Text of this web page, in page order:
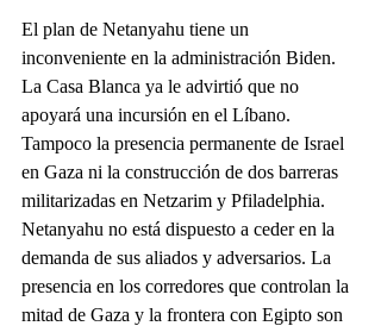
El plan de Netanyahu tiene un
inconveniente en la administración Biden.
La Casa Blanca ya le advirtió que no
apoyará una incursión en el Líbano.
Tampoco la presencia permanente de Israel
en Gaza ni la construcción de dos barreras
militarizadas en Netzarim y Pfiladelphia.
Netanyahu no está dispuesto a ceder en la
demanda de sus aliados y adversarios. La
presencia en los corredores que controlan la
mitad de Gaza y la frontera con Egipto son